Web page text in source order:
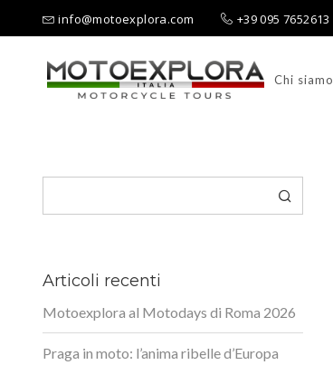
info@motoexplora.com +39 095 7652613
Chi siamo
Articoli recenti
Motoexplora al Motodays di Roma 2026
Praga in moto: l’anima ribelle d’Europa